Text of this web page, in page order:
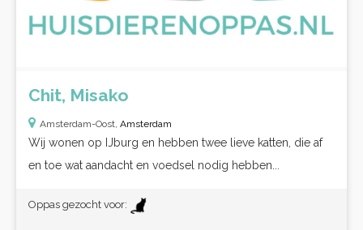
Chit, Misako
Amsterdam-Oost, Amsterdam
Wij wonen op IJburg en hebben twee lieve katten, die af
en toe wat aandacht en voedsel nodig hebben...
Oppas gezocht voor: